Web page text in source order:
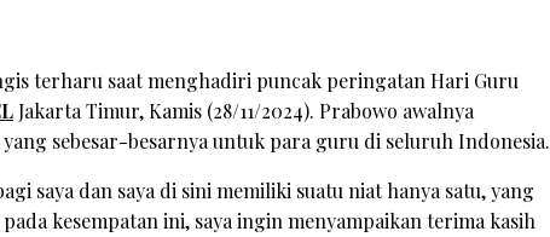
terharu saat menghadiri puncak peringatan Hari Guru
Jakarta Timur, Kamis (28/11/2024). Prabowo awalnya
sebesar-besarnya untuk para guru di seluruh Indonesia.
saya dan saya di sini memiliki suatu niat hanya satu, yang
kesempatan ini, saya ingin menyampaikan terima kasih